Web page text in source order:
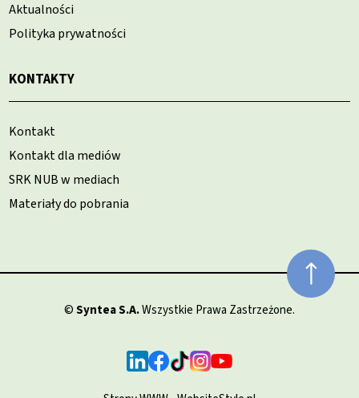
Aktualności
Polityka prywatności
KONTAKTY
Kontakt
Kontakt dla mediów
SRK NUB w mediach
Materiały do pobrania
©Syntea S.A.Wszystkie Prawa Zastrzeżone.